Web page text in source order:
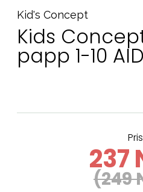
Kid's Concept
Kids
papp 1-10
Pris
237
(249
Kontakt oss på